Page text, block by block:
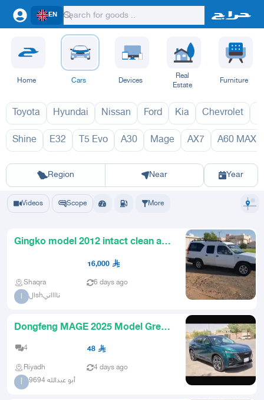
EN
Home Cars Devices
Real
Estate
Furniture
Toyota Hyundai Nissan Ford Kia Chevrolet
Shine E32 T5 Evo A30 Mage AX7 A60 MAX
Region
Riyadh Eastern Region Yanbu Hafar Al BatinMadinah
Near Year
AX7 MACH
Videos Scope More
Gingko model 2012 intact clean and
its moving parts are guar
16,000
Shaqra 6 days ago
ا الshنااااني
Dongfeng MAGE 2025 Model Green
4 48
Riyadh 4 days ago
أ أبو عبدالله 9694